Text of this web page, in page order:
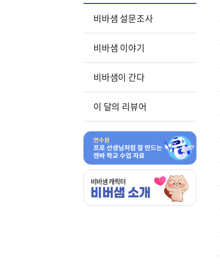
비바샘 설문조사
비바샘 이야기
비바샘이 간다
이 달의 리뷰어